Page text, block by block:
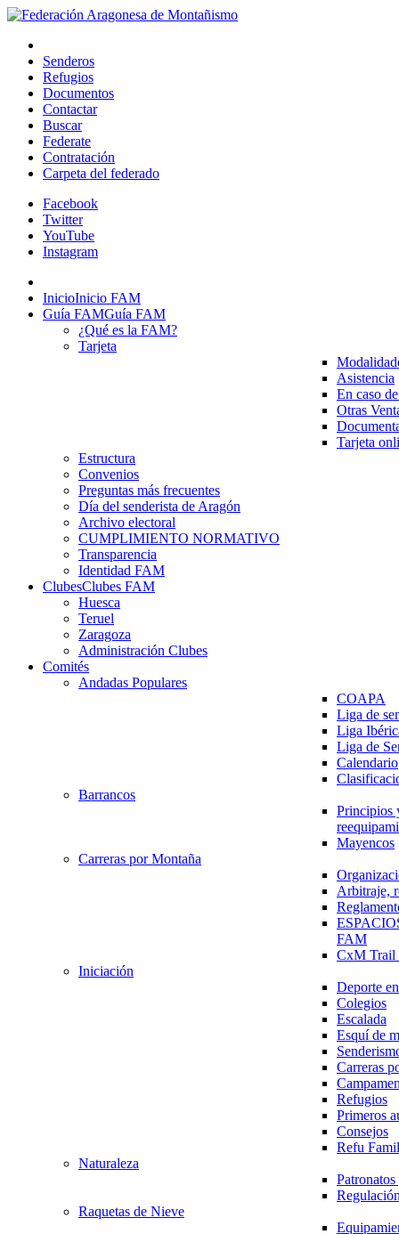
Senderos
Refugios
Documentos
Contactar
Buscar
Federate
Contratación
Carpeta del federado
Facebook
Twitter
YouTube
Instagram
InicioInicio FAM
Guía FAMGuía FAM
¿Qué es la FAM?
Tarjeta
Asistencia
En caso
Otras
Tarjeta
Estructura
Convenios
Preguntas más frecuentes
Día del senderista de Aragón
Archivo electoral
CUMPLIMIENTO NORMATIVO
Transparencia
Identidad FAM
ClubesClubes FAM
Huesca
Teruel
Zaragoza
Administración Clubes
Comités
Andadas Populares
COAPA
Liga de
Liga
Liga de
Calendario
Barrancos
Principios
Mayencos
Carreras por Montaña
Arbitraje,
FAM
CxM
Iniciación
Deporte
Colegios
Escalada
Esquí de
Carreras
Refugios
Primeros
Consejos
Refu
Naturaleza
Raquetas de Nieve